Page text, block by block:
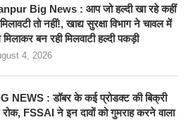
Big News : आप जो हल्दी खा रहे कहीं
तो नहीं!, खाद्य सुरक्षा विभाग ने चावल में
मिलाकर बन रही मिलवाटी हल्दी पकड़ी
4, 2026
NEWS : डॉबर के कई प्रोडक्ट की बिक्री
रोक, FSSAI ने इन दावों को गुमराह करने वाला